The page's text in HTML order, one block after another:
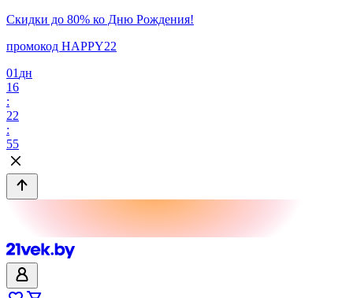
Скидки до 80% ко Дню Рождения!
промокод HAPPY22
01 дн
16
:
22
:
55